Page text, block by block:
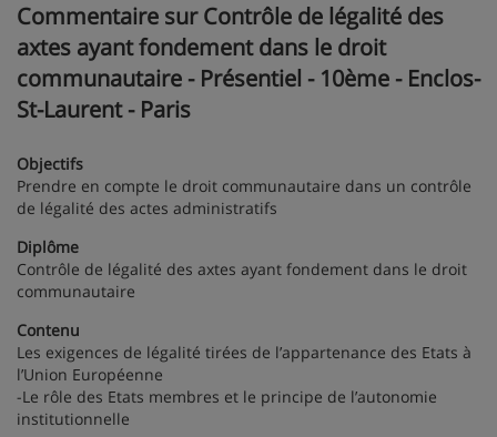
Commentaire sur Contrôle de légalité des
axtes ayant fondement dans le droit
communautaire - Présentiel - 10ème - Enclos-
St-Laurent - Paris
Objectifs
Prendre en compte le droit communautaire dans un contrôle
de légalité des actes administratifs
Diplôme
Contrôle de légalité des axtes ayant fondement dans le droit
communautaire
Contenu
Les exigences de légalité tirées de l’appartenance des Etats à
l’Union Européenne
-Le rôle des Etats membres et le principe de l’autonomie
institutionnelle